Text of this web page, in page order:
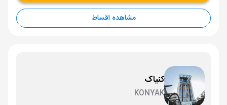
مشاهده اقساط
کنیاک
KONYAK